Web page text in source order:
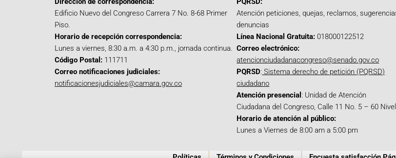
Edificio Nuevo del Congreso Carrera 7 No. 8-68 Primer
Piso.
Horario de recepción correspondencia:
Lunes a viernes, 8:30 a.m. a 4:30 p.m., jornada continua.
Código Postal: 111711
Correo notificaciones judiciales:
notificacionesjudiciales@camara.gov.co
Atención peticiones, quejas, reclamos,
denuncias
Línea Nacional Gratuita: 018000122512
Correo electrónico:
atencionciudadanacongreso@senado.gov.co
PQRSD: Sistema derecho de petición (PQRSD)
ciudadano
Atención presencial : Unidad de Atención
Ciudadana del Congreso, Calle 11 No. 5 – 60
Horario de atención al público:
Lunes a Viernes de 8:00 am a 5:00 pm